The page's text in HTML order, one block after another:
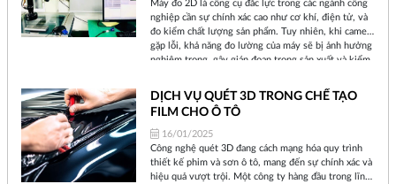
Máy đo 2D là công cụ đắc lực trong các ngành công
nghiệp cần sự chính xác cao như cơ khí, điện tử, và
đo kiểm chất lượng sản phẩm. Tuy nhiên, khi camera
gặp lỗi, khả năng đo lường của máy sẽ bị ảnh hưởng
nghiêm trọng, gây gián đoạn trong sản xuất và kiểm
với dịch vụ sửa chữa lỗi camera chuyên nghiệp
DỊCH VỤ QUÉT 3D TRONG CHẾ TẠO
FILM CHO Ô TÔ
16/01/2025
Công nghệ quét 3D đang cách mạng hóa quy trình
thiết kế phim và sơn ô tô, mang đến sự chính xác và
hiệu quả vượt trội. Một công ty hàng đầu trong lĩnh